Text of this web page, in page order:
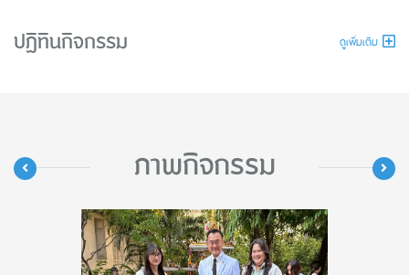
ปฏิทินกิจกรรม ดูเพิ่มเติม
ภาพกิจกรรม